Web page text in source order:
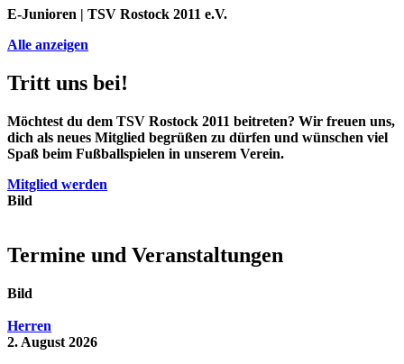
E-Junioren | TSV Rostock 2011 e.V.
Alle anzeigen
Tritt uns bei!
Möchtest du dem TSV Rostock 2011 beitreten? Wir freuen uns,
dich als neues Mitglied begrüßen zu dürfen und wünschen viel
Spaß beim Fußballspielen in unserem Verein.
Mitglied werden
Bild
Termine und Veranstaltungen
Bild
Herren
2. August 2026